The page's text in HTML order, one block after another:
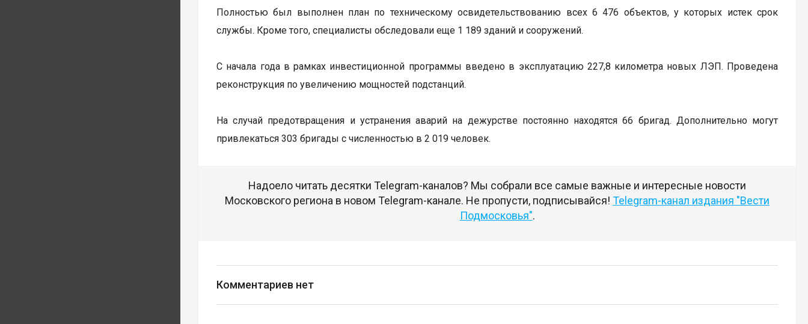
Полностью был выполнен план по техническому освидетельствованию всех 6 476 объектов, у которых истек срок
службы. Кроме того, специалисты обследовали еще 1 189 зданий и сооружений.
С начала года в рамках инвестиционной программы введено в эксплуатацию 227,8 километра новых ЛЭП. Проведена
реконструкция по увеличению мощностей подстанций.
На случай предотвращения и устранения аварий на дежурстве постоянно находятся 66 бригад. Дополнительно могут
привлекаться 303 бригады с численностью в 2 019 человек.
Надоело читать десятки Telegram-каналов? Мы собрали все самые важные и интересные новости
Московского региона в новом Telegram-канале. Не пропусти, подписывайся! Telegram-канал издания "Вести
Подмосковья".
Комментариев нет